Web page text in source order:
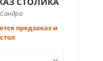
предзаказ и